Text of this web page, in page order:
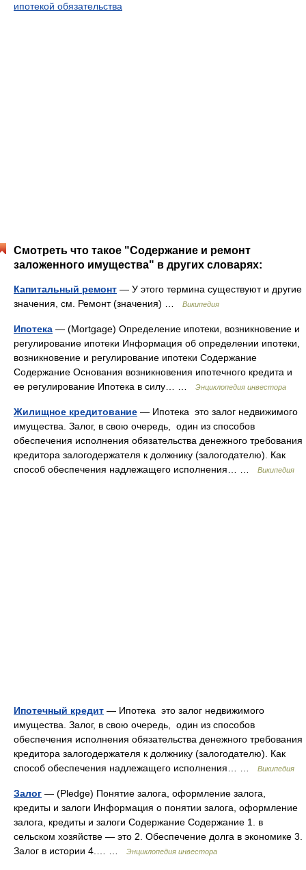
ипотекой обязательства
Смотреть что такое "Содержание и ремонт
заложенного имущества" в других словарях:
Капитальный ремонт — У этого термина существуют и другие
значения, см. Ремонт (значения) …
Википедия
Ипотека — (Mortgage) Определение ипотеки, возникновение и
регулирование ипотеки Информация об определении ипотеки,
возникновение и регулирование ипотеки Содержание
Содержание Основания возникновения ипотечного кредита и
ее регулирование Ипотека в силу… …
Энциклопедия инвестора
Жилищное кредитование — Ипотека это залог недвижимого
имущества. Залог, в свою очередь, один из способов
обеспечения исполнения обязательства денежного требования
кредитора залогодержателя к должнику (залогодателю). Как
способ обеспечения надлежащего исполнения… …
Википедия
Ипотечный кредит — Ипотека это залог недвижимого
имущества. Залог, в свою очередь, один из способов
обеспечения исполнения обязательства денежного требования
кредитора залогодержателя к должнику (залогодателю). Как
способ обеспечения надлежащего исполнения… …
Википедия
Залог — (Pledge) Понятие залога, оформление залога,
кредиты и залоги Информация о понятии залога, оформление
залога, кредиты и залоги Содержание Содержание 1. в
сельском хозяйстве — это 2. Обеспечение долга в экономике 3.
Залог в истории 4.… …
Энциклопедия инвестора